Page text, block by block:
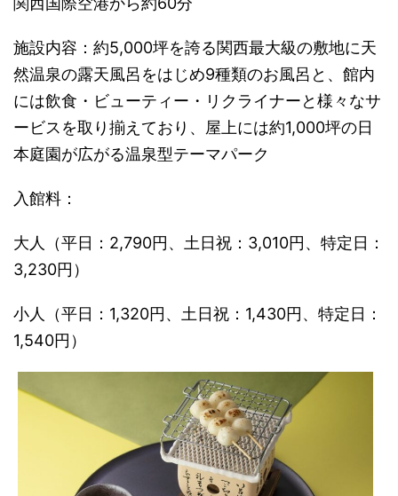
施設内容：約5,000坪を誇る関西最大級の敷地に天
然温泉の露天風呂をはじめ9種類のお風呂と、館内
には飲食・ビューティー・リクライナーと様々なサ
ービスを取り揃えており、屋上には約1,000坪の日
本庭園が広がる温泉型テーマパーク
入館料：
大人（平日：2,790円、土日祝：3,010円、特定日：
3,230円）
小人（平日：1,320円、土日祝：1,430円、特定日：
1,540円）